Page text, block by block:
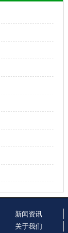
新闻资讯
关于我们